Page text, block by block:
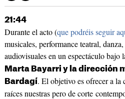
21:44
Durante el acto (que podréis seguir
musicales, performance teatral,
audiovisuales en un espectáculo bajo
Marta Bayarri y la dirección
Bardagí. El objetivo es ofrecer a la
raíces nuestras pero de corte